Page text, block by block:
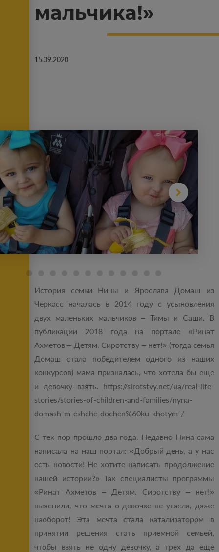
мальчика!»
15.09.2020
История семьи Нины и Ярослава Домаш из
Черкасс началась в 2014 году с усыновления
двух маленьких мальчиков – Тимы и Саши. В
публикации 2018 года на портале «Ринат
Ахметов – Детям. Сиротству – нет!» (тогда семья
Домаш стала победителем одного из наших
конкурсов) мама призналась, что хотела бы еще
и девочку взять. https://sirotstvy.net/ua/real-life-
stories/stories-of-children-and-families/nyna-
domash-m-eshche-dochen%60ku-khotym-/
С тех пор прошло два года. Недавно Нина сама
написала на наш портал: «Добрый день, а у нас
есть новости! Не хотите написать продолжение
нашей истории?» Так специалисты программы
«Ринат Ахметов – Детям. Сиротству – нет!»
выяснили, что мечта о девочке не угасла, даже
наоборот! Эта мечта стала катализатором в
принятии решения стать приемной семьей,
чтобы взять не одну девочку, а трех да еще